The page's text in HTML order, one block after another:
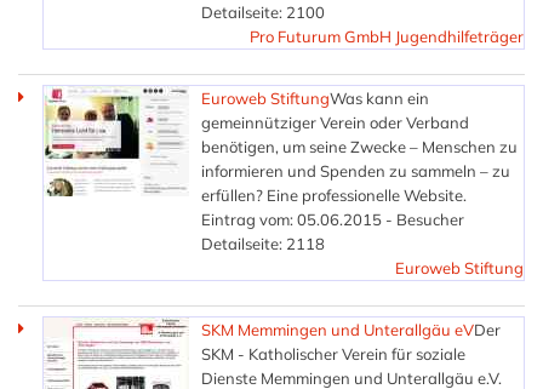
Detailseite: 2100
Pro Futurum GmbH Jugendhilfeträger
Euroweb StiftungWas kann ein
gemeinnütziger Verein oder Verband
benötigen, um seine Zwecke – Menschen zu
informieren und Spenden zu sammeln – zu
erfüllen? Eine professionelle Website.
Eintrag vom: 05.06.2015 - Besucher
Detailseite: 2118
Euroweb Stiftung
SKM Memmingen und Unterallgäu eVDer
SKM - Katholischer Verein für soziale
Dienste Memmingen und Unterallgäu e.V.